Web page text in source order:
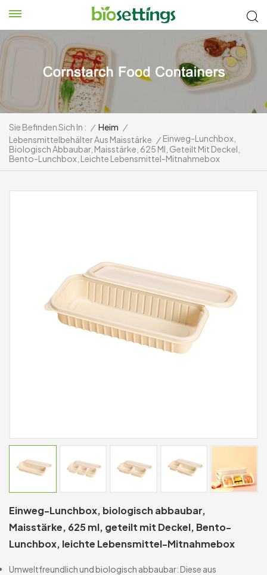
Sie Befinden Sich In : / Heim /
Lebensmittelbehälter Aus Maisstärke / Einweg-Lunchbox,
Biologisch Abbaubar, Maisstärke, 625 Ml, Geteilt Mit Deckel,
Bento-Lunchbox, Leichte Lebensmittel-Mitnahmebox
Einweg-Lunchbox, biologisch abbaubar,
Maisstärke, 625 ml, geteilt mit Deckel, Bento-
Lunchbox, leichte Lebensmittel-Mitnahmebox
Umweltfreundlich und biologisch abbaubar: Diese aus